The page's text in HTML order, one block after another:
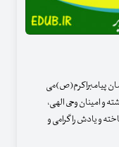
پیامبراکرم(ص)می
و امینان وحی الهی،
و یادش را گرامی و